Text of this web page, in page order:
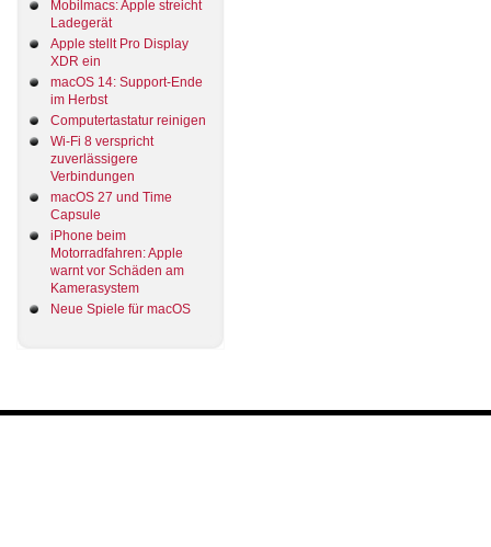
Mobilmacs: Apple streicht
Ladegerät
Apple stellt Pro Display
XDR ein
macOS 14: Support-Ende
im Herbst
Computertastatur reinigen
Wi-Fi 8 verspricht
zuverlässigere
Verbindungen
macOS 27 und Time
Capsule
iPhone beim
Motorradfahren: Apple
warnt vor Schäden am
Kamerasystem
Neue Spiele für macOS